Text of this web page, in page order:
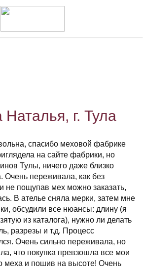
Наталья, г. Тула
спасибо меховой фабрике
на сайте фабрики, но
Тулы, ничего даже близко
Очень переживала, как без
не пощупав мех можно заказать,
В ателье сняла мерки, затем мне
обсудили все нюансы: длину (я
из каталога), нужно ли делать
разрезы и т.д. Процесс
Очень сильно переживала, но
что покупка превзошла все мои
меха и пошив на высоте! Очень